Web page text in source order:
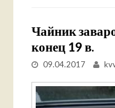
Чайник
конец 19 в.
09.04.2017